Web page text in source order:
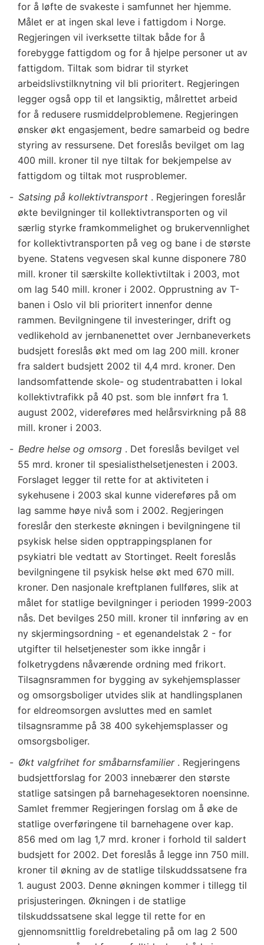
for å løfte de svakeste i samfunnet her hjemme.
Målet er at ingen skal leve i fattigdom i Norge.
Regjeringen vil iverksette tiltak både for å
forebygge fattigdom og for å hjelpe personer ut av
fattigdom. Tiltak som bidrar til styrket
arbeidslivstilknytning vil bli prioritert. Regjeringen
legger også opp til et langsiktig, målrettet arbeid
for å redusere rusmiddelproblemene. Regjeringen
ønsker økt engasjement, bedre samarbeid og bedre
styring av ressursene. Det foreslås bevilget om lag
400 mill. kroner til nye tiltak for bekjempelse av
fattigdom og tiltak mot rusproblemer.
Satsing på kollektivtransport . Regjeringen foreslår
økte bevilgninger til kollektivtransporten og vil
særlig styrke framkommelighet og brukervennlighet
for kollektivtransporten på veg og bane i de største
byene. Statens vegvesen skal kunne disponere 780
mill. kroner til særskilte kollektivtiltak i 2003, mot
om lag 540 mill. kroner i 2002. Opprustning av T-
banen i Oslo vil bli prioritert innenfor denne
rammen. Bevilgningene til investeringer, drift og
vedlikehold av jernbanenettet over Jernbaneverkets
budsjett foreslås økt med om lag 200 mill. kroner
fra saldert budsjett 2002 til 4,4 mrd. kroner. Den
landsomfattende skole- og studentrabatten i lokal
kollektivtrafikk på 40 pst. som ble innført fra 1.
august 2002, videreføres med helårsvirkning på 88
mill. kroner i 2003.
Bedre helse og omsorg . Det foreslås bevilget vel
55 mrd. kroner til spesialisthelsetjenesten i 2003.
Forslaget legger til rette for at aktiviteten i
sykehusene i 2003 skal kunne videreføres på om
lag samme høye nivå som i 2002. Regjeringen
foreslår den sterkeste økningen i bevilgningene til
psykisk helse siden opptrappingsplanen for
psykiatri ble vedtatt av Stortinget. Reelt foreslås
bevilgningene til psykisk helse økt med 670 mill.
kroner. Den nasjonale kreftplanen fullføres, slik at
målet for statlige bevilgninger i perioden 1999-2003
nås. Det bevilges 250 mill. kroner til innføring av en
ny skjermingsordning - et egenandelstak 2 - for
utgifter til helsetjenester som ikke inngår i
folketrygdens nåværende ordning med frikort.
Tilsagnsrammen for bygging av sykehjemsplasser
og omsorgsboliger utvides slik at handlingsplanen
for eldreomsorgen avsluttes med en samlet
tilsagnsramme på 38 400 sykehjemsplasser og
omsorgsboliger.
Økt valgfrihet for småbarnsfamilier. Regjeringens
budsjettforslag for 2003 innebærer den største
statlige satsingen på barnehagesektoren noensinne.
Samlet fremmer Regjeringen forslag om å øke de
statlige overføringene til barnehagene over kap.
856 med om lag 1,7 mrd. kroner i forhold til saldert
budsjett for 2002. Det foreslås å legge inn 750 mill.
kroner til økning av de statlige tilskuddssatsene fra
1. august 2003. Denne økningen kommer i tillegg til
prisjusteringen. Økningen i de statlige
tilskuddssatsene skal legge til rette for en
gjennomsnittlig foreldrebetaling på om lag 2 500